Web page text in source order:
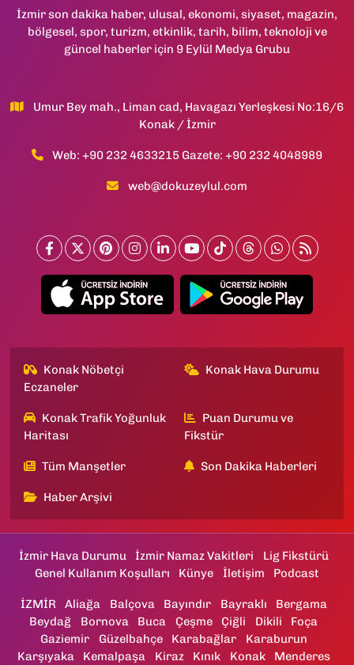
İzmir son dakika haber, ulusal, ekonomi, siyaset, magazin,
bölgesel, spor, turizm, etkinlik, tarih, bilim, teknoloji ve
güncel haberler için 9 Eylül Medya Grubu
Umur Bey mah., Liman cad, Havagazı Yerleşkesi No:16/6
Konak / İzmir
Web: +90 232 4633215 Gazete: +90 232 4048989
web@dokuzeylul.com
Konak Nöbetçi
Eczaneler
Konak Hava Durumu
Konak Trafik Yoğunluk
Haritası
Puan Durumu ve
Fikstür
Tüm Manşetler Son Dakika Haberleri
Haber Arşivi
İzmir Hava Durumu İzmir Namaz Vakitleri
Lig Fikstürü
Genel Kullanım Koşulları
Künye İletişim Podcast
İZMİR Aliağa Balçova Bayındır Bayraklı
Bergama
Beydağ
Bornova Buca Çeşme Çiğli Dikili
Foça
Gaziemir
Güzelbahçe Karabağlar
Karaburun
Karşıyaka
Kemalpaşa Kiraz Kınık Konak Menderes